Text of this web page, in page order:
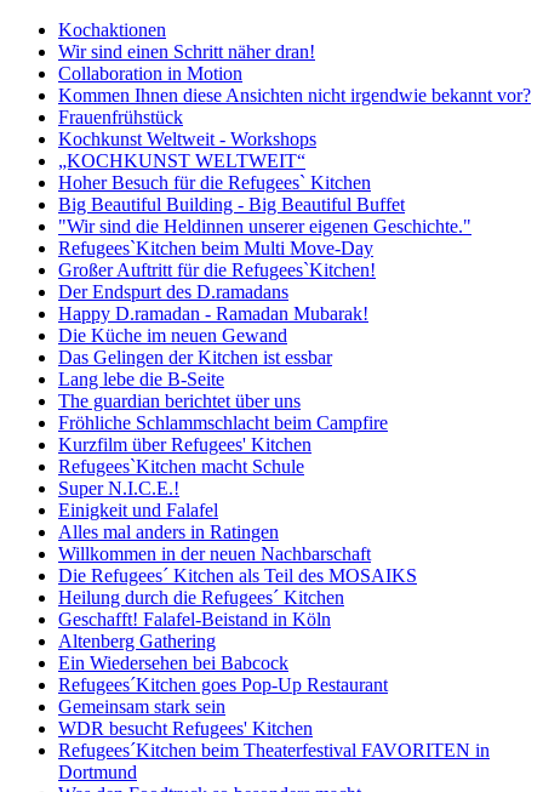
Kochaktionen
Wir sind einen Schritt näher dran!
Collaboration in Motion
Kommen Ihnen diese Ansichten nicht irgendwie bekannt vor?
Frauenfrühstück
Kochkunst Weltweit - Workshops
„KOCHKUNST WELTWEIT“
Hoher Besuch für die Refugees` Kitchen
Big Beautiful Building - Big Beautiful Buffet
"Wir sind die Heldinnen unserer eigenen Geschichte."
Refugees`Kitchen beim Multi Move-Day
Großer Auftritt für die Refugees`Kitchen!
Der Endspurt des D.ramadans
Happy D.ramadan - Ramadan Mubarak!
Die Küche im neuen Gewand
Das Gelingen der Kitchen ist essbar
Lang lebe die B-Seite
The guardian berichtet über uns
Fröhliche Schlammschlacht beim Campfire
Kurzfilm über Refugees' Kitchen
Refugees`Kitchen macht Schule
Super N.I.C.E.!
Einigkeit und Falafel
Alles mal anders in Ratingen
Willkommen in der neuen Nachbarschaft
Die Refugees´ Kitchen als Teil des MOSAIKS
Heilung durch die Refugees´ Kitchen
Geschafft! Falafel-Beistand in Köln
Altenberg Gathering
Ein Wiedersehen bei Babcock
Refugees´Kitchen goes Pop-Up Restaurant
Gemeinsam stark sein
WDR besucht Refugees' Kitchen
Refugees´Kitchen beim Theaterfestival FAVORITEN in
Dortmund